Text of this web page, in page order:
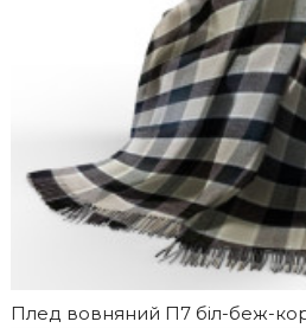
Плед вовняний П7 біл-беж-